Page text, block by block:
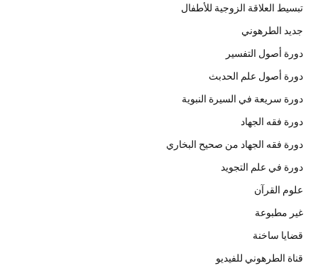
تبسيط العلاقة الزوجية للأطفال
جديد الطرهوني
دورة أصول التفسير
دورة أصول علم الحدبث
دورة سريعة في السيرة النبوية
دورة فقه الجهاد
دورة فقه الجهاد من صحيح البخاري
دورة في علم التجويد
علوم القرآن
غير مطبوعة
قضايا ساخنة
قناة الطرهوني للفيديو